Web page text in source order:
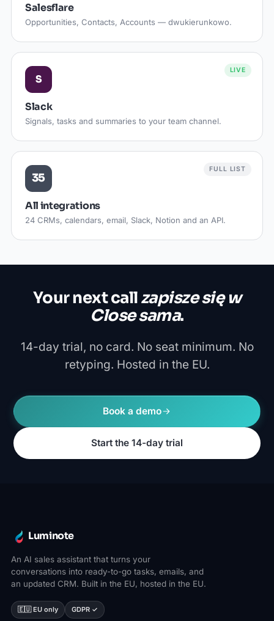
Salesflare
Opportunities, Contacts, Accounts — dwukierunkowo.
S
Slack
Signals, tasks and summaries to your team channel.
LIVE
35
All integrations
24 CRMs, calendars, email, Slack, Notion and an API.
FULL LIST
Your next callzapisze się w
Close sama.
14-day trial, no card. No seat minimum. No
retyping. Hosted in the EU.
Book a demo
Start the 14-day trial
Luminote
An AI sales assistant that turns your
conversations into ready-to-go tasks, emails, and
an updated CRM. Built in the EU, hosted in the EU.
🇪🇺 EU only GDPR ✓